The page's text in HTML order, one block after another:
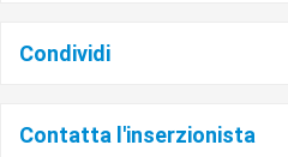
Condividi
Contatta l'inserzionista